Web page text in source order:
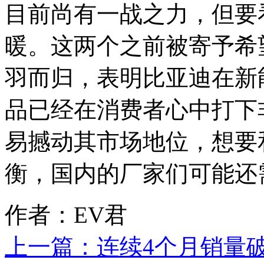
目前尚有一战之力，但
暖。这两个之前被寄予
羽而归，表明比亚迪在
品已经在消费者心中打
易撼动其市场地位，想
衡，国内的厂家们可能
作者：EV君
上一篇： 连续4个月销量